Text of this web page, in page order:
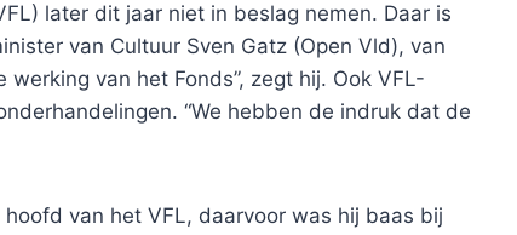
later dit jaar niet in beslag nemen. Daar is
van Cultuur Sven Gatz (Open Vld), van
van het Fonds”, zegt hij. Ook VFL-
“We hebben de indruk dat de
van het VFL, daarvoor was hij baas bij